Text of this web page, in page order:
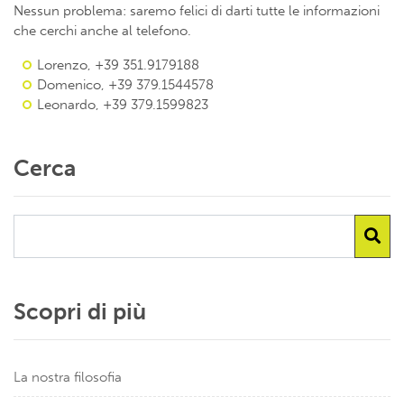
Nessun problema: saremo felici di darti tutte le informazioni
che cerchi anche al telefono.
Lorenzo, +39 351.9179188
Domenico, +39 379.1544578
Leonardo, +39 379.1599823
Cerca
Scopri di più
La nostra filosofia